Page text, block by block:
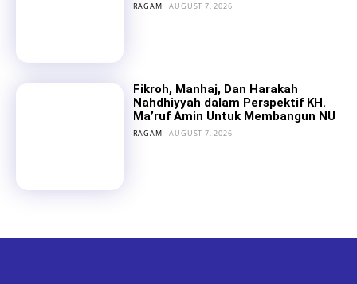
RAGAM AUGUST 7, 2026
Fikroh, Manhaj, Dan Harakah
Nahdhiyyah dalam Perspektif KH.
Ma’ruf Amin Untuk Membangun NU
RAGAM AUGUST 7, 2026